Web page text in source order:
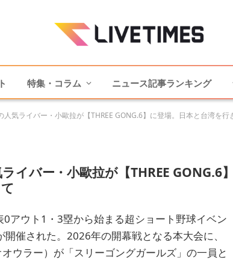
特集・コラム ニュース記事ランキング
人気ライバー・小歐拉が【THREE GONG.6】に登場。日本と台湾を
イバー・小歐拉が【THREE GONG.6
アウト1・3塁から始まる超ショート野球イベン
開催された。2026年の開幕戦となる本大会に、
ウラー）が「スリーゴングガールズ」の一員と